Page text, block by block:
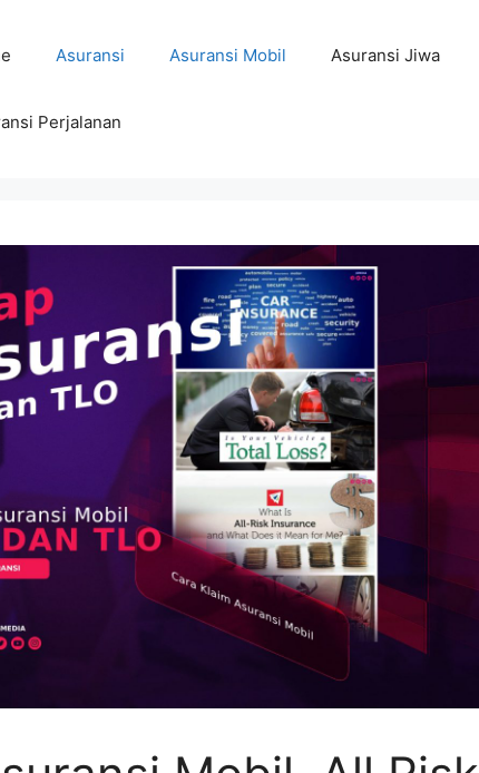
Asuransi Asuransi Mobil Asuransi Jiwa
Perjalanan